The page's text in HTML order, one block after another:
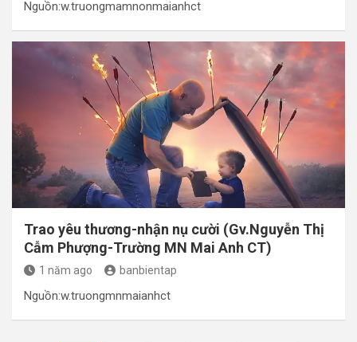
Nguồn:w.truongmamnonmaianhct
Trao yêu thương-nhận nụ cười (Gv.Nguyễn Thị
Cẫm Phượng-Trường MN Mai Anh CT)
1 năm ago banbientap
Nguồn:w.truongmnmaianhct